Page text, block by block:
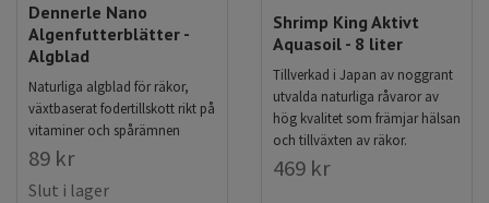
Dennerle Nano
Algenfutterblätter -
Algblad
Naturliga algblad för räkor,
växtbaserat fodertillskott rikt på
vitaminer och spårämnen
89 kr
Slut i lager
Shrimp King Aktivt
Aquasoil - 8 liter
Tillverkad i Japan av noggrant
utvalda naturliga råvaror av
hög kvalitet som främjar hälsan
och tillväxten av räkor.
469 kr